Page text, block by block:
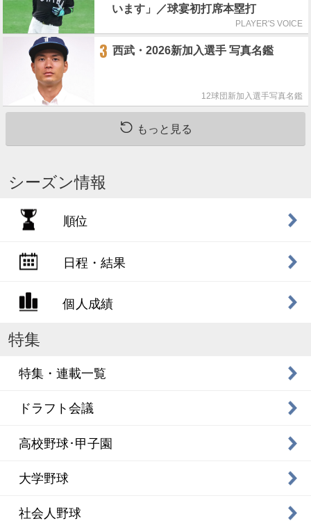
います」／球宴初打席本塁打
PLAYER'S VOICE
3 西武・2026新加入選手 写真名鑑
12球団新加入選手写真名鑑
もっと見る
シーズン情報
順位
日程・結果
個人成績
特集
特集・連載一覧
ドラフト会議
高校野球･甲子園
大学野球
社会人野球